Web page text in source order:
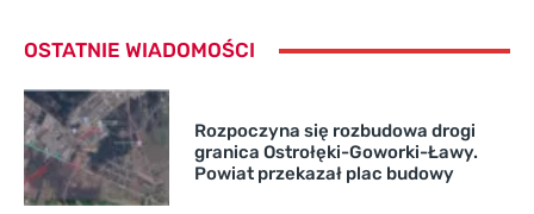
OSTATNIE WIADOMOŚCI
Rozpoczyna się rozbudowa drogi
granica Ostrołęki-Goworki-Ławy.
Powiat przekazał plac budowy